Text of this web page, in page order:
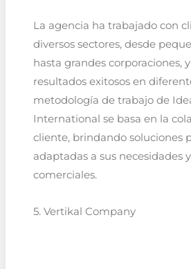
La agencia ha trabajado con
diversos sectores, desde
hasta grandes corporaciones,
resultados exitosos en
metodología de trabajo de
International se basa en la
cliente, brindando soluciones
adaptadas a sus necesidades
comerciales.
5. Vertikal Company